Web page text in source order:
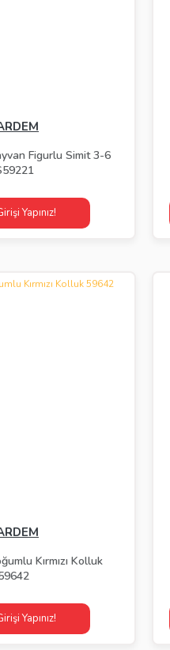
Figurlu Simit 3-6
Yapınız!
Kırmızı Kolluk
Yapınız!